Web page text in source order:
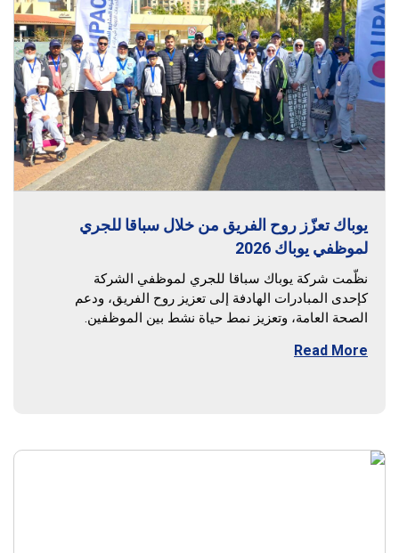
يوباك تعزّز روح الفريق من خلال سباقا للجري
لموظفي يوباك 2026
نظّمت شركة يوباك سباقا للجري لموظفي الشركة
كإحدى المبادرات الهادفة إلى تعزيز روح الفريق، ودعم
الصحة العامة، وتعزيز نمط حياة نشط بين الموظفين.
Read More